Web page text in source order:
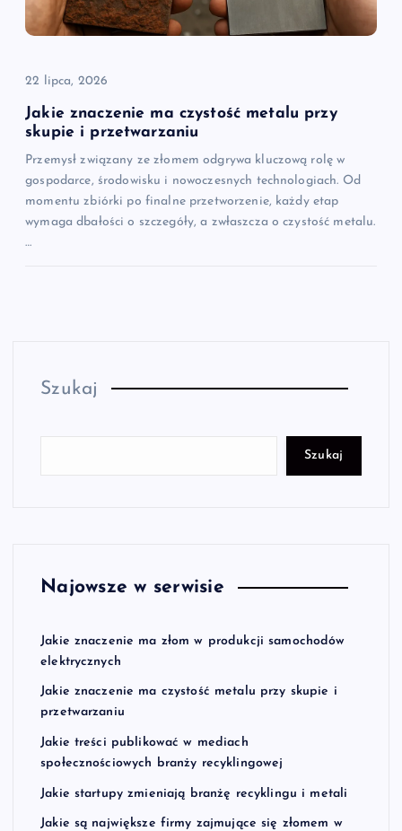
22 lipca, 2026
Jakie znaczenie ma czystość metalu przy
skupie i przetwarzaniu
Przemysł związany ze złomem odgrywa kluczową rolę w
gospodarce, środowisku i nowoczesnych technologiach. Od
momentu zbiórki po finalne przetworzenie, każdy etap
wymaga dbałości o szczegóły, a zwłaszcza o czystość metalu.
…
Szukaj
Szukaj
Najowsze w serwisie
Jakie znaczenie ma złom w produkcji samochodów
elektrycznych
Jakie znaczenie ma czystość metalu przy skupie i
przetwarzaniu
Jakie treści publikować w mediach
społecznościowych branży recyklingowej
Jakie startupy zmieniają branżę recyklingu i metali
Jakie są największe firmy zajmujące się złomem w